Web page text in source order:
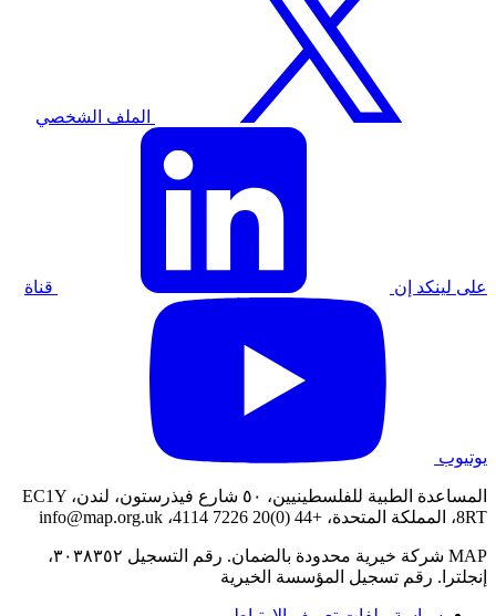
الملف الشخصي
على لينكد إن قناة
يوتيوب
المساعدة الطبية للفلسطينيين، ٥٠ شارع فيذرستون، لندن، EC1Y
8RT، المملكة المتحدة، +44 (0)20 7226 4114،
info@map.org.uk
MAP شركة خيرية محدودة بالضمان. رقم التسجيل ٣٠٣٨٣٥٢،
إنجلترا. رقم تسجيل المؤسسة الخيرية